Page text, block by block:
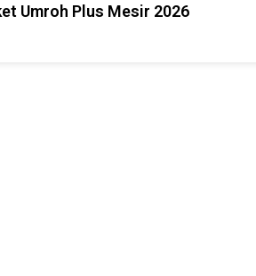
Umroh Plus Mesir 2026